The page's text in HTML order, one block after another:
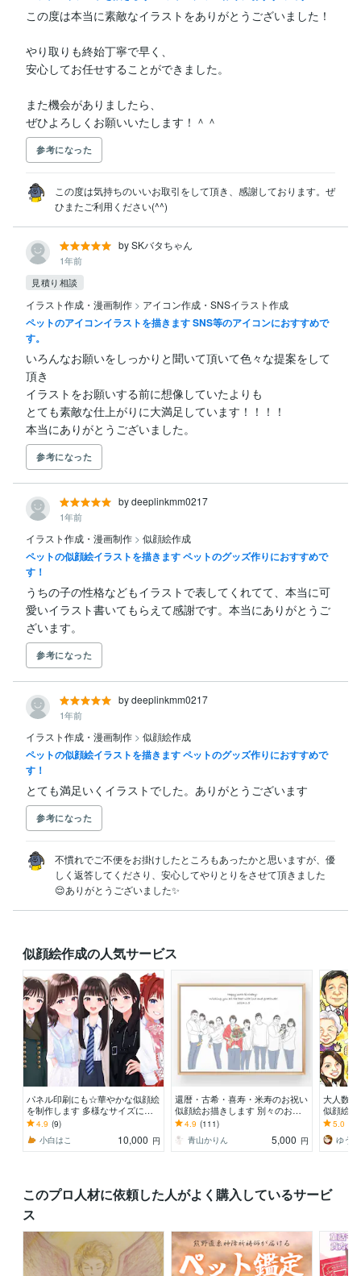
この度は本当に素敵なイラストをありがとうございました！
やり取りも終始丁寧で早く、
安心してお任せすることができました。
また機会がありましたら、
ぜひよろしくお願いいたします！＾＾
参考になった
この度は気持ちのいいお取引をして頂き、感謝しております。ぜ
ひまたご利用ください(^^)
by SKバタちゃん
1年前
見積り相談
イラスト作成・漫画制作 > アイコン作成・SNSイラスト作成
ペットのアイコンイラストを描きます SNS等のアイコンにおすすめで
す。
いろんなお願いをしっかりと聞いて頂いて色々な提案をして
頂き
イラストをお願いする前に想像していたよりも
とても素敵な仕上がりに大満足しています！！！！
本当にありがとうございました。
参考になった
by deeplinkmm0217
1年前
イラスト作成・漫画制作 > 似顔絵作成
ペットの似顔絵イラストを描きます ペットのグッズ作りにおすすめで
す！
うちの子の性格などもイラストで表してくれてて、本当に可
愛いイラスト書いてもらえて感謝です。本当にありがとうご
ざいます。
参考になった
by deeplinkmm0217
1年前
イラスト作成・漫画制作 > 似顔絵作成
ペットの似顔絵イラストを描きます ペットのグッズ作りにおすすめで
す！
とても満足いくイラストでした。ありがとうございます
参考になった
不慣れでご不便をお掛けしたところもあったかと思いますが、優
しく返答してくださり、安心してやりとりをさせて頂きました
😌ありがとうございました✨
似顔絵作成の人気サービス
パネル印刷にも☆華やかな似顔絵
を制作します 多様なサイズに対
応可◎大切な日の一枚に。
4.9 (9)
小白はこ
10,000 円
還暦・古希・喜寿・米寿のお祝い
似顔絵お描きします 別々のお写
真からOK♪大切な人へ特別な記念
品を贈りませんか？
4.9 (111)
青山かりん
5,000 円
大人数
似顔絵
長寿祝
ご自宅
5.0
ゆう
このプロ人材に依頼した人がよく購入しているサービ
ス